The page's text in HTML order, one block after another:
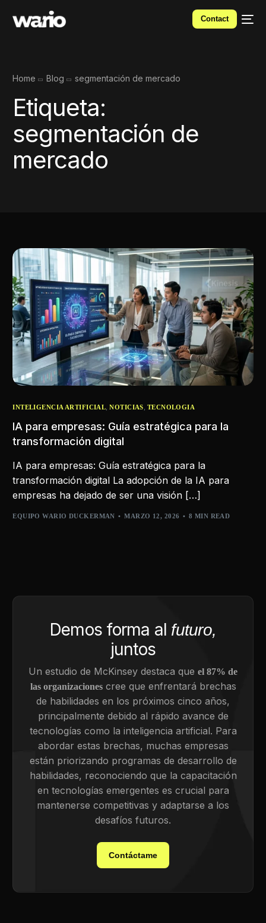
Contact
Home Blog segmentación de mercado
Etiqueta:
segmentación de
mercado
INTELIGENCIA ARTIFICIAL,NOTICIAS, TECNOLOGIA
IA para empresas: Guía estratégica para la
transformación digital
IA para empresas: Guía estratégica para la
transformación digital La adopción de la IA para
empresas ha dejado de ser una visión […]
EQUIPO WARIO DUCKERMAN MARZO 12, 2026 8 MIN READ
Demos forma al futuro,
juntos
Un estudio de McKinsey destaca que el 87% de
las organizacionescree que enfrentará brechas
de habilidades en los próximos cinco años,
principalmente debido al rápido avance de
tecnologías como la inteligencia artificial. Para
abordar estas brechas, muchas empresas
están priorizando programas de desarrollo de
habilidades, reconociendo que la capacitación
en tecnologías emergentes es crucial para
mantenerse competitivas y adaptarse a los
desafíos futuros.
Contáctame